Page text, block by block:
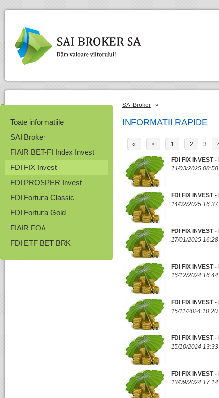
Toate informatiile
SAI Broker
FIAIR BET-FI Index Invest
FDI FIX Invest
FDI PROSPER Invest
FDI Fortuna Classic
FDI Fortuna Gold
FIAIR FOA
FDI ETF BET BRK
SAI Broker »
INFORMATII RAPIDE
« < 1 2 3
FDI FIX INVEST
14/03/2025 08:58
FDI FIX INVEST
14/02/2025 16:37
FDI FIX INVEST
17/01/2025 16:28
FDI FIX INVEST
16/12/2024 16:44
FDI FIX INVEST
15/11/2024 10:20
FDI FIX INVEST
15/10/2024 13:33
FDI FIX INVEST
13/09/2024 17:14